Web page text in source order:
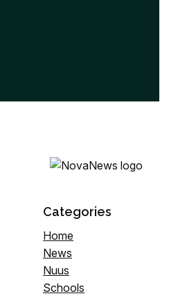
Categories
Home
News
Nuus
Schools